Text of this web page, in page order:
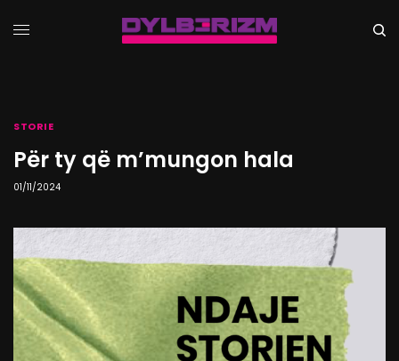
STORIE
Për ty që m’mungon hala
01/11/2024